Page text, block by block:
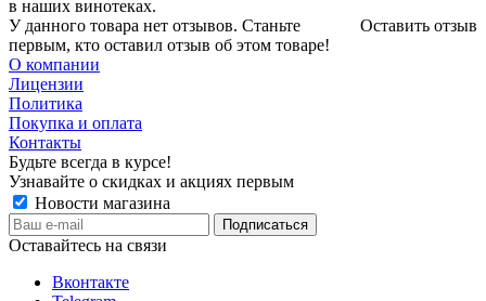
в наших винотеках.
Оставить отзыв
У данного товара нет отзывов. Станьте
первым, кто оставил отзыв об этом товаре!
О компании
Лицензии
Политика
Покупка и оплата
Контакты
Будьте всегда в курсе!
Узнавайте о скидках и акциях первым
Новости магазина
Оставайтесь на связи
Вконтакте